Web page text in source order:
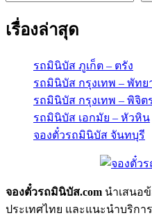
เรื่องล่าสุด
รถมินิบัส ภูเก็ต – ตรัง
รถมินิบัส กรุงเทพ – พัท
รถมินิบัส กรุงเทพ – พิจิต
รถมินิบัส เอกมัย – หัวหิน
จองตั๋วรถมินิบัส จันทบุรี
จองตั๋วรถมินิบัส.com นำเสนอ
ประเทศไทย และแนะนำบริก